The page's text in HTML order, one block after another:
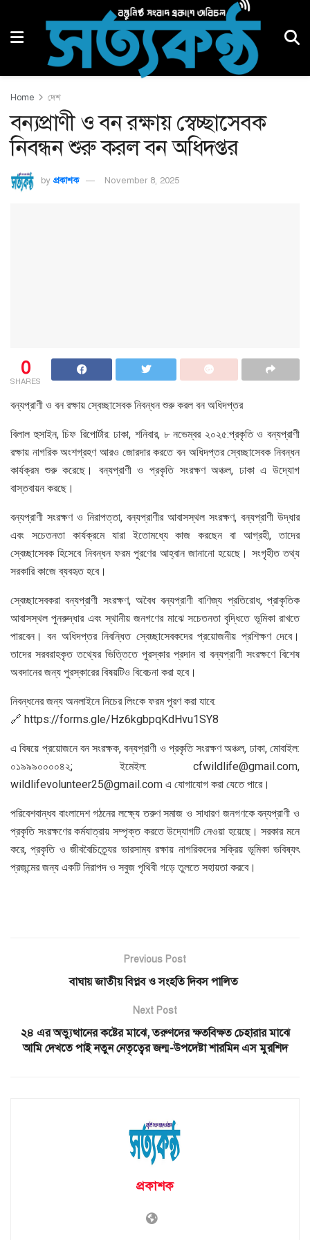
Home দেশ
বন্যপ্রাণী ও বন রক্ষায় স্বেচ্ছাসেবক
নিবন্ধন শুরু করল বন অধিদপ্তর
by প্রকাশক November 8, 2025
0
SHARES
বন্যপ্রাণী ও বন রক্ষায় স্বেচ্ছাসেবক নিবন্ধন শুরু করল বন অধিদপ্তর
বিলাল হুসাইন, চিফ রিপোর্টার: ঢাকা, শনিবার, ৮ নভেম্বর ২০২৫:প্রকৃতি ও বন্যপ্রাণী
রক্ষায় নাগরিক অংশগ্রহণ আরও জোরদার করতে বন অধিদপ্তর স্বেচ্ছাসেবক নিবন্ধন
কার্যক্রম শুরু করেছে। বন্যপ্রাণী ও প্রকৃতি সংরক্ষণ অঞ্চল, ঢাকা এ উদ্যোগ
বাস্তবায়ন করছে।
বন্যপ্রাণী সংরক্ষণ ও নিরাপত্তা, বন্যপ্রাণীর আবাসস্থল সংরক্ষণ, বন্যপ্রাণী উদ্ধার
এবং সচেতনতা কার্যক্রমে যারা ইতোমধ্যে কাজ করছেন বা আগ্রহী, তাদের
স্বেচ্ছাসেবক হিসেবে নিবন্ধন ফরম পূরণের আহ্বান জানানো হয়েছে। সংগৃহীত তথ্য
সরকারি কাজে ব্যবহৃত হবে।
স্বেচ্ছাসেবকরা বন্যপ্রাণী সংরক্ষণ, অবৈধ বন্যপ্রাণী বাণিজ্য প্রতিরোধ, প্রাকৃতিক
আবাসস্থল পুনরুদ্ধার এবং স্থানীয় জনগণের মাঝে সচেতনতা বৃদ্ধিতে ভূমিকা রাখতে
পারবেন। বন অধিদপ্তর নিবন্ধিত স্বেচ্ছাসেবকদের প্রয়োজনীয় প্রশিক্ষণ দেবে।
তাদের সরবরাহকৃত তথ্যের ভিত্তিতে পুরস্কার প্রদান বা বন্যপ্রাণী সংরক্ষণে বিশেষ
অবদানের জন্য পুরস্কারের বিষয়টিও বিবেচনা করা হবে।
নিবন্ধনের জন্য অনলাইনে নিচের লিংকে ফরম পূরণ করা যাবে:
🔗 https://forms.gle/Hz6kgbpqKdHvu1SY8
এ বিষয়ে প্রয়োজনে বন সংরক্ষক, বন্যপ্রাণী ও প্রকৃতি সংরক্ষণ অঞ্চল, ঢাকা, মোবাইল:
০১৯৯৯০০০০৪২; ইমেইল: cfwildlife@gmail.com,
wildlifevolunteer25@gmail.com এ যোগাযোগ করা যেতে পারে।
পরিবেশবান্ধব বাংলাদেশ গঠনের লক্ষ্যে তরুণ সমাজ ও সাধারণ জনগণকে বন্যপ্রাণী ও
প্রকৃতি সংরক্ষণের কর্মযাত্রায় সম্পৃক্ত করতে উদ্যোগটি নেওয়া হয়েছে। সরকার মনে
করে, প্রকৃতি ও জীববৈচিত্র্যের ভারসাম্য রক্ষায় নাগরিকদের সক্রিয় ভূমিকা ভবিষ্যৎ
প্রজন্মের জন্য একটি নিরাপদ ও সবুজ পৃথিবী গড়ে তুলতে সহায়তা করবে।
Previous Post
বাঘায় জাতীয় বিপ্লব ও সংহতি দিবস পালিত
Next Post
২৪ এর অভ্যুত্থানের কষ্টের মাঝে, তরুণদের ক্ষতবিক্ষত চেহারার মাঝে
আমি দেখতে পাই নতুন নেতৃত্বের জন্ম-উপদেষ্টা শারমিন এস মুরশিদ
প্রকাশক